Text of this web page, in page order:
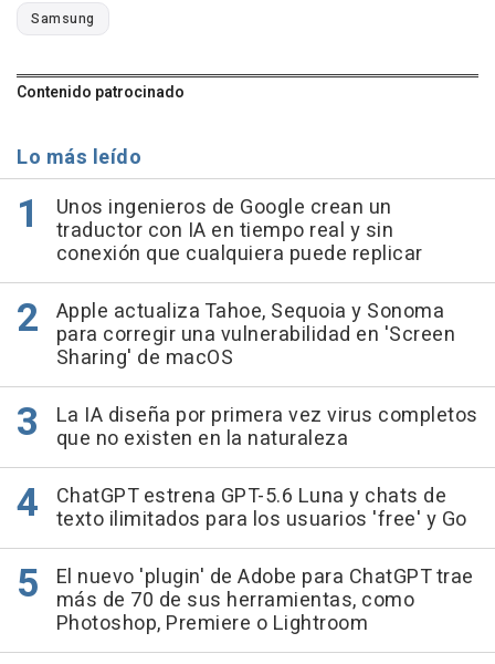
Samsung
Contenido patrocinado
Lo más leído
Unos ingenieros de Google crean un
traductor con IA en tiempo real y sin
conexión que cualquiera puede replicar
Apple actualiza Tahoe, Sequoia y Sonoma
para corregir una vulnerabilidad en 'Screen
Sharing' de macOS
La IA diseña por primera vez virus completos
que no existen en la naturaleza
ChatGPT estrena GPT-5.6 Luna y chats de
texto ilimitados para los usuarios 'free' y Go
El nuevo 'plugin' de Adobe para ChatGPT trae
más de 70 de sus herramientas, como
Photoshop, Premiere o Lightroom